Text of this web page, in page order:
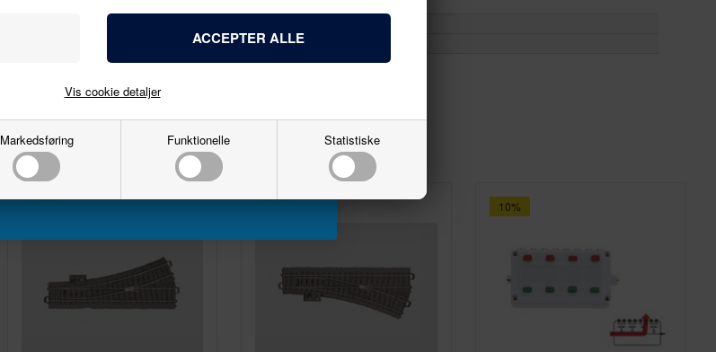
Markedsføring Funktionelle Statistiske
Vis cookie detaljer
III
10%